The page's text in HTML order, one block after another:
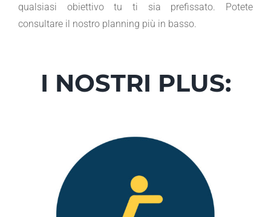
qualsiasi obiettivo tu ti sia prefissato. Potete
consultare il nostro planning più in basso.
I NOSTRI PLUS: